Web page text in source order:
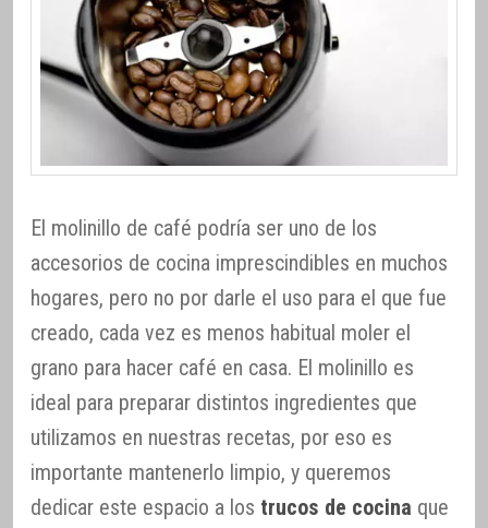
El molinillo de café podría ser uno de los
accesorios de cocina imprescindibles en muchos
hogares, pero no por darle el uso para el que fue
creado, cada vez es menos habitual moler el
grano para hacer café en casa. El molinillo es
ideal para preparar distintos ingredientes que
utilizamos en nuestras recetas, por eso es
importante mantenerlo limpio, y queremos
dedicar este espacio a los trucos de cocina que